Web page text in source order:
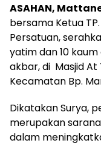
ASAHAN,
bersama Ketua
Persatuan,
yatim dan 10
akbar, di Masjid At
Kecamatan Bp.
Dikatakan Surya,
merupakan
dalam